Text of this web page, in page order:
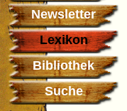
Newsletter
Lexikon
Bibliothek
Suche